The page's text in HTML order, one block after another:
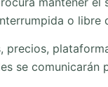
o libre
precios,
se comunicarán